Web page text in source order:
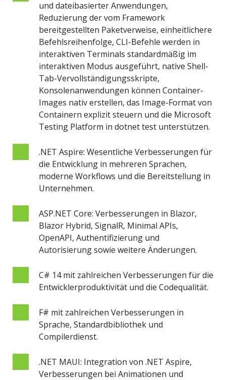
und dateibasierter Anwendungen,
Reduzierung der vom Framework
bereitgestellten Paketverweise, einheitlichere
Befehlsreihenfolge, CLI-Befehle werden in
interaktiven Terminals standardmäßig im
interaktiven Modus ausgeführt, native Shell-
Tab-Vervollständigungsskripte,
Konsolenanwendungen können Container-
Images nativ erstellen, das Image-Format von
Containern explizit steuern und die Microsoft
Testing Platform in dotnet test unterstützen.
.NET Aspire: Wesentliche Verbesserungen für
die Entwicklung in mehreren Sprachen,
moderne Workflows und die Bereitstellung in
Unternehmen.
ASP.NET Core: Verbesserungen in Blazor,
Blazor Hybrid, SignalR, Minimal APIs,
OpenAPI, Authentifizierung und
Autorisierung sowie weitere Änderungen.
C# 14 mit zahlreichen Verbesserungen für die
Entwicklerproduktivität und die Codequalität.
F# mit zahlreichen Verbesserungen in
Sprache, Standardbibliothek und
Compilerdienst.
.NET MAUI: Integration von .NET Aspire,
Verbesserungen bei Animationen und